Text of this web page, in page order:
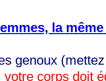
la
genoux
votre corps doit